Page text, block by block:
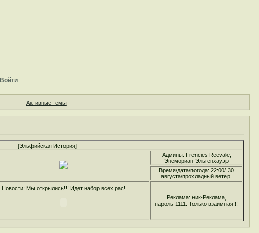
Войти
Активные темы
[Эльфийская История]
Админы: Frencies Reevale,
Энемориан Эльгенхауэр
Время/дата/погода: 22:00/ 30
августа/прохладный ветер.
Новости: Мы открылись!!! Идет набор всех рас!
Реклама: ник-Реклама,
пароль-1111. Только взаимная!!!